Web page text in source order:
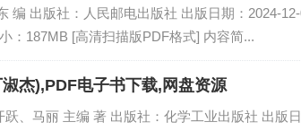
编 出版社：人民邮电出版社 出版日期：2024-
：187MB [高清扫描版PDF格式] 内容简...
杰),PDF电子书下载,网盘资源
、马丽 主编 著 出版社：化学工业出版社 出版